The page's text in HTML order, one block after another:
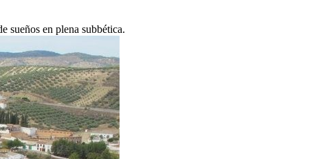
sueños en plena subbética.